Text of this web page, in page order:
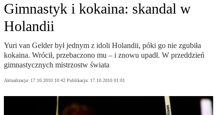
Gimnastyk i kokaina: skandal w
Holandii
Yuri van Gelder był jednym z idoli Holandii, póki go nie zgubiła
kokaina. Wrócił, przebaczono mu – i znowu upadł. W przeddzień
gimnastycznych mistrzostw świata
Aktualizacja: 17.10.2010 10:42 Publikacja: 17.10.2010 01:01